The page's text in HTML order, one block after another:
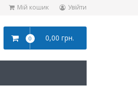
Мій кошик Увійти
0 0,00 грн.